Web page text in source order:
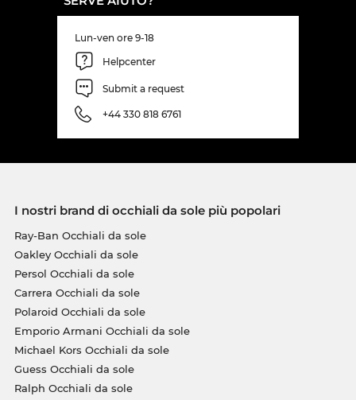
Lun-ven ore 9-18
Helpcenter
Submit a request
+44 330 818 6761
I nostri brand di occhiali da sole più popolari
Ray-Ban Occhiali da sole
Oakley Occhiali da sole
Persol Occhiali da sole
Carrera Occhiali da sole
Polaroid Occhiali da sole
Emporio Armani Occhiali da sole
Michael Kors Occhiali da sole
Guess Occhiali da sole
Ralph Occhiali da sole